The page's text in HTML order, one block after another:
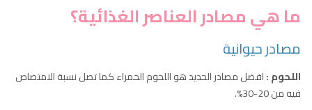
ما هي مصادر العناصر الغذائية؟
مصادر حيوانية
اللحوم:افضل مصادر الحديد هو اللحوم الحمراء كما تصل نسبة الامتصاص
فيه من 20-30%.